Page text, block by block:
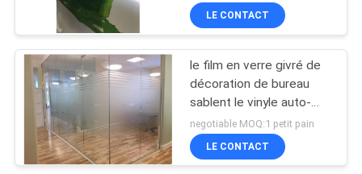
LE CONTACT
le film en verre givré de
décoration de bureau
sablent le vinyle auto-
adhésif de PVC
negotiable MOQ:1 petit pain
LE CONTACT